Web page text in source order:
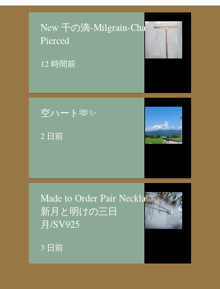
New 千の滴-Milgrain-Chain
Pierced
12 時間前
空ハート🫶✨
2 日前
Made to Order Pair Necklace
新月と明けの三日
月/SV925
3 日前